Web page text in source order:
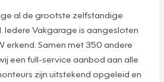
al de grootste zelfstandige
Iedere Vakgarage is aangesloten
erkend. Samen met 350 andere
een full-service aanbod aan alle
zijn uitstekend opgeleid en